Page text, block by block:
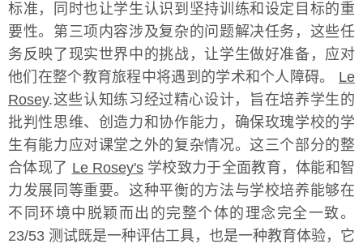
标准，同时也让学生认识到坚持训练和设定目标的重
要性。第三项内容涉及复杂的问题解决任务，这些任
务反映了现实世界中的挑战，让学生做好准备，应对
他们在整个教育旅程中将遇到的学术和个人障碍。 Le
Rosey.这些认知练习经过精心设计，旨在培养学生的
批判性思维、创造力和协作能力，确保玫瑰学校的学
生有能力应对课堂之外的复杂情况。这三个部分的整
合体现了 Le Rosey's学校致力于全面教育，体能和智
力发展同等重要。这种平衡的方法与学校培养能够在
不同环境中脱颖而出的完整个体的理念完全一致。
23/53 测试既是一种评估工具，也是一种教育体验，它